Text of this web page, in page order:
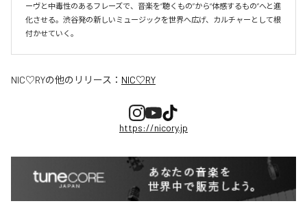
ーヴと中毒性のあるフレーズで、音楽を“聴くもの”から“体感するもの”へと進
化させる。渋谷発の新しいミュージックを世界へ広げ、カルチャーとして根
付かせていく。
NIC♡RYの他のリリース： NIC♡RY
https://nicory.jp